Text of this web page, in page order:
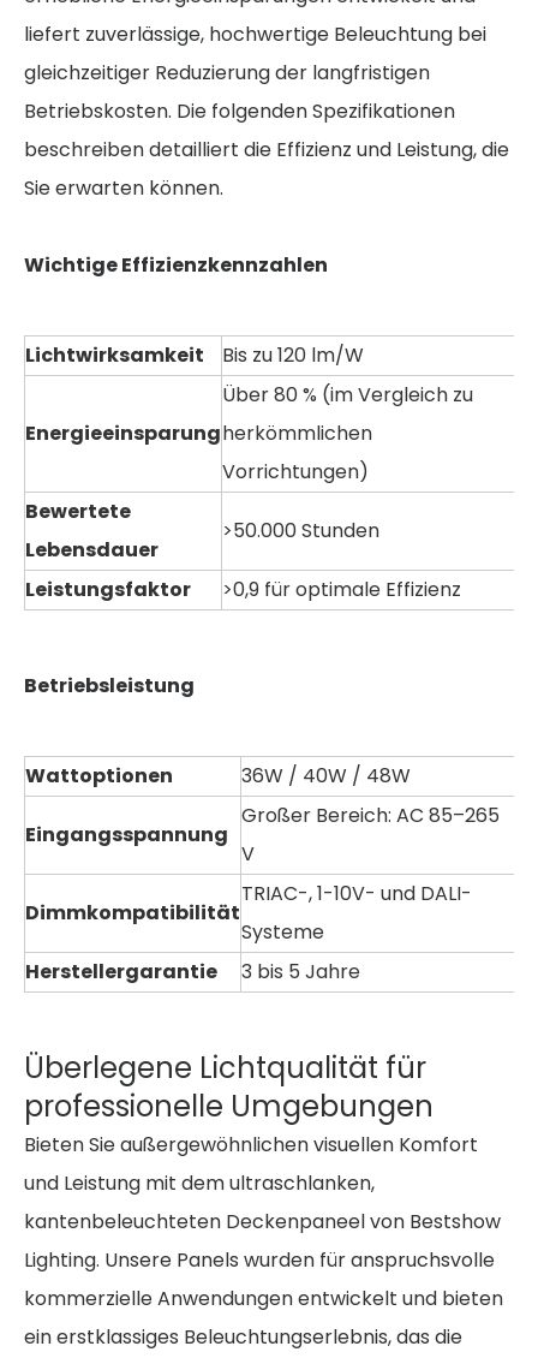
liefert zuverlässige, hochwertige Beleuchtung bei
gleichzeitiger Reduzierung der langfristigen
Betriebskosten. Die folgenden Spezifikationen
beschreiben detailliert die Effizienz und Leistung, die
Sie erwarten können.
Wichtige Effizienzkennzahlen
Lichtwirksamkeit Bis zu 120 lm/W
Energieeinsparung
Über 80 % (im Vergleich zu
herkömmlichen
Vorrichtungen)
Bewertete
Lebensdauer
>50.000 Stunden
Leistungsfaktor >0,9 für optimale Effizienz
Betriebsleistung
Wattoptionen 36W / 40W / 48W
Eingangsspannung
Großer Bereich: AC 85–265
V
Dimmkompatibilität
TRIAC-, 1-10V- und DALI-
Systeme
Herstellergarantie
3 bis 5 Jahre
Überlegene Lichtqualität für
professionelle Umgebungen
Bieten Sie außergewöhnlichen visuellen Komfort
und Leistung mit dem ultraschlanken,
kantenbeleuchteten Deckenpaneel von Bestshow
Lighting. Unsere Panels wurden für anspruchsvolle
kommerzielle Anwendungen entwickelt und bieten
ein erstklassiges Beleuchtungserlebnis, das die